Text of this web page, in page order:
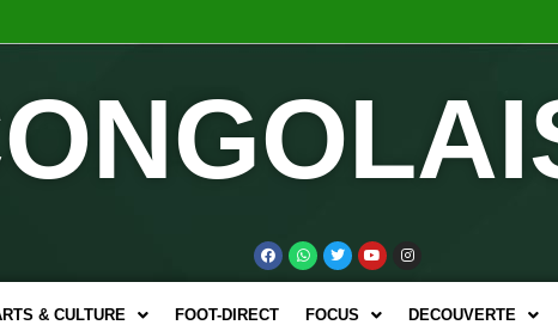
& CULTURE FOOT-DIRECT FOCUS DECOUVERTE